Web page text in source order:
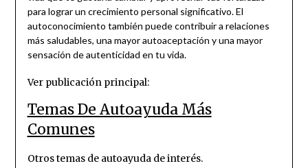
para lograr un crecimiento personal significativo. El
autoconocimiento también puede contribuir a relaciones
más saludables, una mayor autoaceptación y una mayor
sensación de autenticidad en tu vida.
Ver publicación principal:
Temas De Autoayuda Más
Comunes
Otros temas de autoayuda de interés.